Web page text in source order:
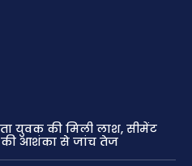
युवक की मिली लाश, सीमेंट
की आशंका से जांच तेज